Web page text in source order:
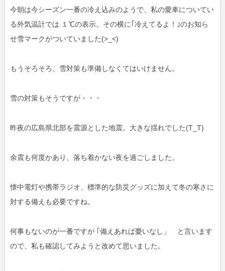
今朝は今シーズン一番の冷え込みのようで、私の愛車についてい
る外気温計では １℃の表示。その横に｢冷えてるよ！｣のお知ら
せ雪マークがついていました(>_<)
もうそろそろ、雪対策も準備しなくてはいけません。
雪の対策もそうですが・・・
昨夜の広島県北部を震源とした地震。大きな揺れでした(T_T)
余震も何度かあり、落ち着かない夜を過ごしました。
懐中電灯や携帯ラジオ、標準的な防災グッズに加えて冬の寒さに
対する備えも必要ですね。
何事もないのが一番ですが ｢備えあれば憂いなし」 と言います
ので、私も確認してみようと改めて思いました。